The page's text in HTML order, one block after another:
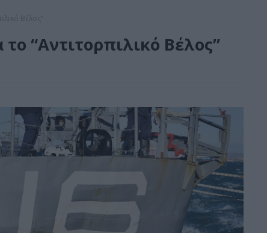
“Αντιτορπιλικό Βέλος”